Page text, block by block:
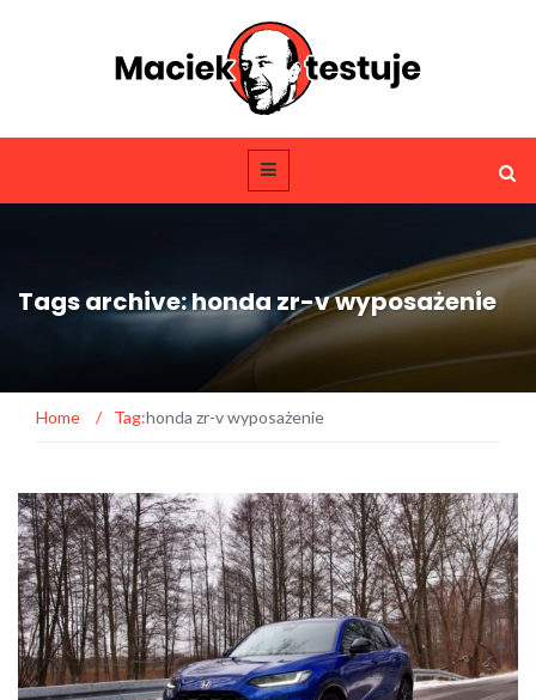
Tags archive: honda zr-v wyposażenie
Home / Tag:honda zr-v wyposażenie